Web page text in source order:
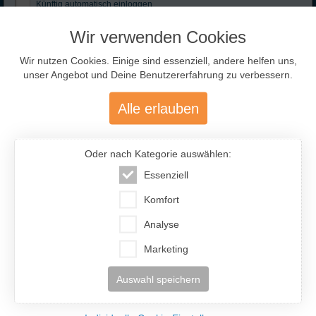
Künftig automatisch einloggen
Adresse abrufen
Ausgewählte Traumfrauen- nur für Dich!
178cm / 60kg
ein Kind
Englisch (5) Französisch (1) Italienisch (1)
Spanisch (1)
Partner:
ab 30 Jahre
Wir verwenden Cookies
Wir nutzen Cookies. Einige sind essenziell, andere helfen uns,
unser Angebot und Deine Benutzererfahrung zu verbessern.
Alle erlauben
Oder nach Kategorie auswählen:
Essenziell
Komfort
Analyse
Marketing
Auswahl speichern